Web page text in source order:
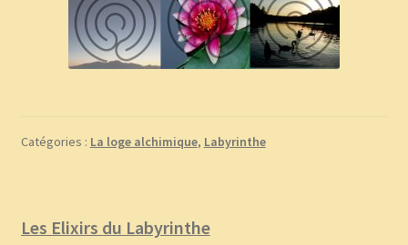
Catégories : La loge alchimique, Labyrinthe
Les Elixirs du Labyrinthe